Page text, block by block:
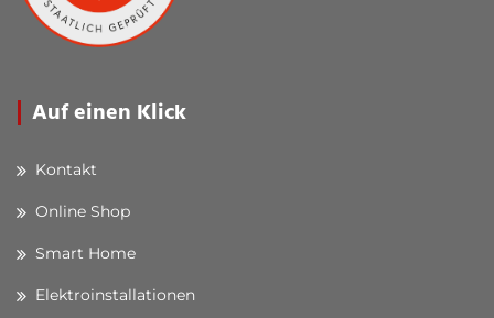
Auf einen Klick
Kontakt
Online Shop
Smart Home
Elektroinstallationen